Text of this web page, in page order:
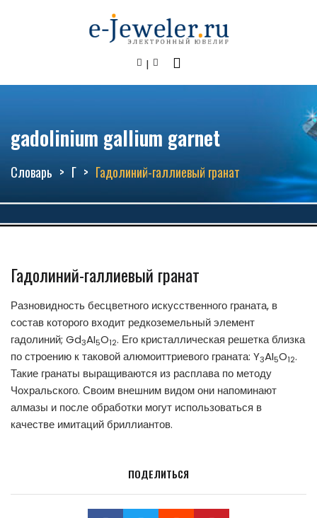
gadolinium gallium garnet
Словарь Г Гадолиний-галлиевый гранат
Гадолиний-галлиевый гранат
Разновидность бесцветного искусственного граната, в
состав которого входит редкоземельный элемент
гадолиний; Gd3AI5O12. Его кристаллическая решетка близка
по строению к таковой алюмоиттриевого граната: Y3AI5O12.
Такие гранаты выращиваются из расплава по методу
Чохральского. Своим внешним видом они напоминают
алмазы и после обработки могут использоваться в
качестве имитаций бриллиантов.
ПОДЕЛИТЬСЯ